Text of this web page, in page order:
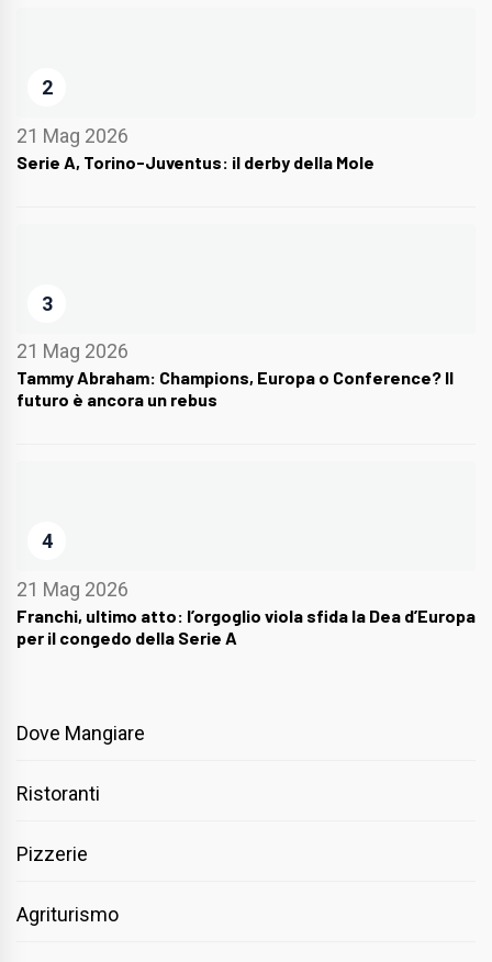
2
21 Mag 2026
Serie A, Torino-Juventus: il derby della Mole
3
21 Mag 2026
Tammy Abraham: Champions, Europa o Conference? Il
futuro è ancora un rebus
4
21 Mag 2026
Franchi, ultimo atto: l’orgoglio viola sfida la Dea d’Europa
per il congedo della Serie A
Dove Mangiare
Ristoranti
Pizzerie
Agriturismo